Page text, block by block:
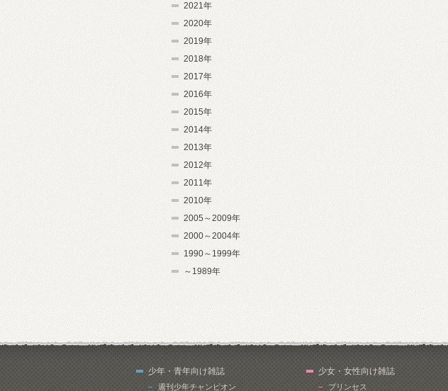
2021年
2020年
2019年
2018年
2017年
2016年
2015年
2014年
2013年
2012年
2011年
2010年
2005～2009年
2000～2004年
1990～1999年
～1989年
少年・青年向け雑誌
週刊少年チャンピオン
少女・女性向け雑誌
プリンセス